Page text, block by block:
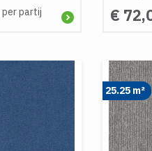
per partij €
25.25 m²